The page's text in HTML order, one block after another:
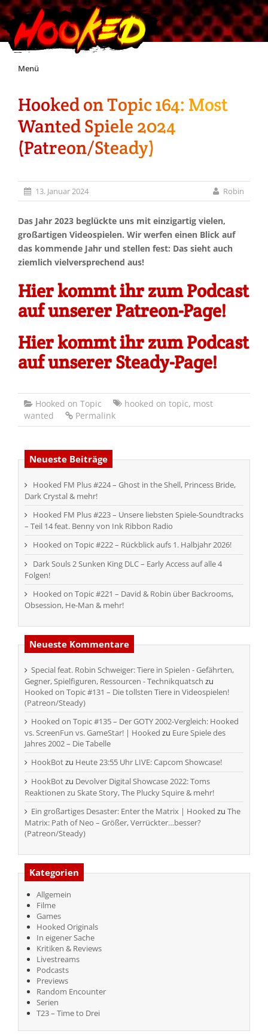
Skip
Menü
Unterstützt Hooked!
Exklusiv für Supporter*innen
Discord
Hooked on Topic 164: Most
Wanted Spiele 2024
(Patreon/Steady)
13. Januar 2024 Robin
Das Jahr 2023 beglückte uns mit einzigartig vielen,
großartigen Videospielen. Wir werfen einen Blick auf
das kommende Jahr und stellen fest: Das sieht auch
ziemlich vielversprechend aus!
Hier kommt ihr zum Podcast
auf unserer Patreon-Page!
Hier kommt ihr zum Podcast
auf unserer Steady-Page!
Hooked on Topic hooked on topic, most
wanted
Permalink
Neueste Beiträge
Hooked FM Plus #224 – Ghost in the Shell, Princess Bride,
Dark Crystal & mehr!
Hooked FM Plus #223 – Unsere liebsten Spiele-Soundtracks
– Teil 14 feat. Benny von Ink Ribbon Radio
Hooked on Topic #222 – Rückblick aufs 1. Halbjahr 2026!
Dark Souls 2 Sunken King DLC – Early Access auf alle 4
Folgen!
Hooked on Topic #221 – David & Robin über Backrooms,
Obsession, He-Man & mehr!
Neueste Kommentare
Special feat. Robin Schweiger: Tiere in Spielen - Gefährten,
Gegner, Spielfiguren, Ressourcen - Technikquatsch zu
Hooked on Topic #131 – Die tollsten Tiere in Videospielen!
(Patreon/Steady)
Hooked on Topic #135 – Der GOTY 2002-Vergleich: Hooked
vs. ScreenFun vs. GameStar! | Hooked zu Eure Spiele des
Jahres 2002 – Die Tabelle
HookBotzu Heute 23:55 Uhr LIVE: Capcom Showcase!
HookBotzu Devolver Digital Showcase 2022: Toms
Reaktionen zu Skate Story, The Plucky Squire & mehr!
Ein großartiges Desaster: Enter the Matrix | Hooked zu The
Matrix: Path of Neo – Größer, Verrückter…besser?
(Patreon/Steady)
Kategorien
Allgemein
Filme
Games
Hooked Originals
In eigener Sache
Kritiken & Reviews
Livestreams
Podcasts
Previews
Random Encounter
Serien
T23 – Time to Drei